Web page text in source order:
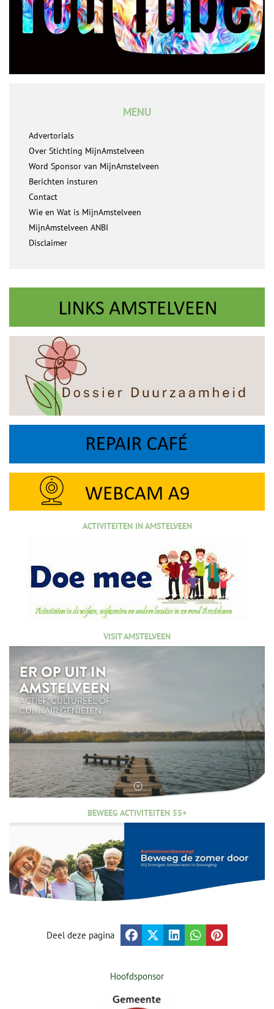
MENU
Advertorials
Over Stichting MijnAmstelveen
Word Sponsor van MijnAmstelveen
Berichten insturen
Contact
Wie en Wat is MijnAmstelveen
MijnAmstelveen ANBI
Disclaimer
ACTIVITEITEN IN AMSTELVEEN
VISIT AMSTELVEEN
BEWEEG ACTIVITEITEN 55+
Deel deze pagina
Hoofdsponsor